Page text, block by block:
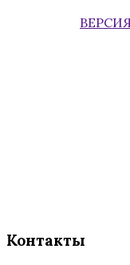
Контакты